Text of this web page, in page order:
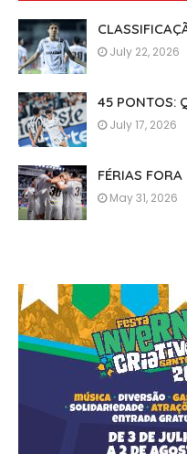
July 22, 2026
45 PONTOS:
July 17, 2026
FÉRIAS
May 31, 2026